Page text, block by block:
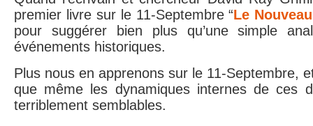
premier livre sur le 11-Septembre “Le
pour suggérer bien plus qu’une simple
événements historiques.
Plus nous en apprenons sur le 11-Septembre,
que même les dynamiques internes de ces
terriblement semblables.